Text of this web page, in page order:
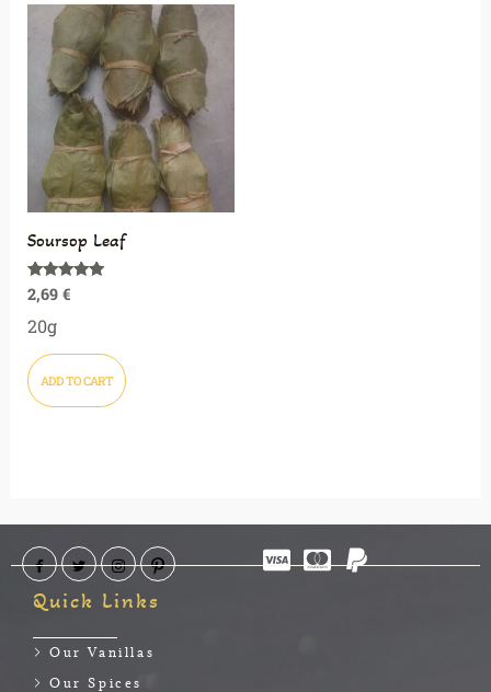
Soursop Leaf
Rated
5.00
out of 5
2,69 €
20g
ADD TO CART
Quick Links
Our Vanillas
Our Spices